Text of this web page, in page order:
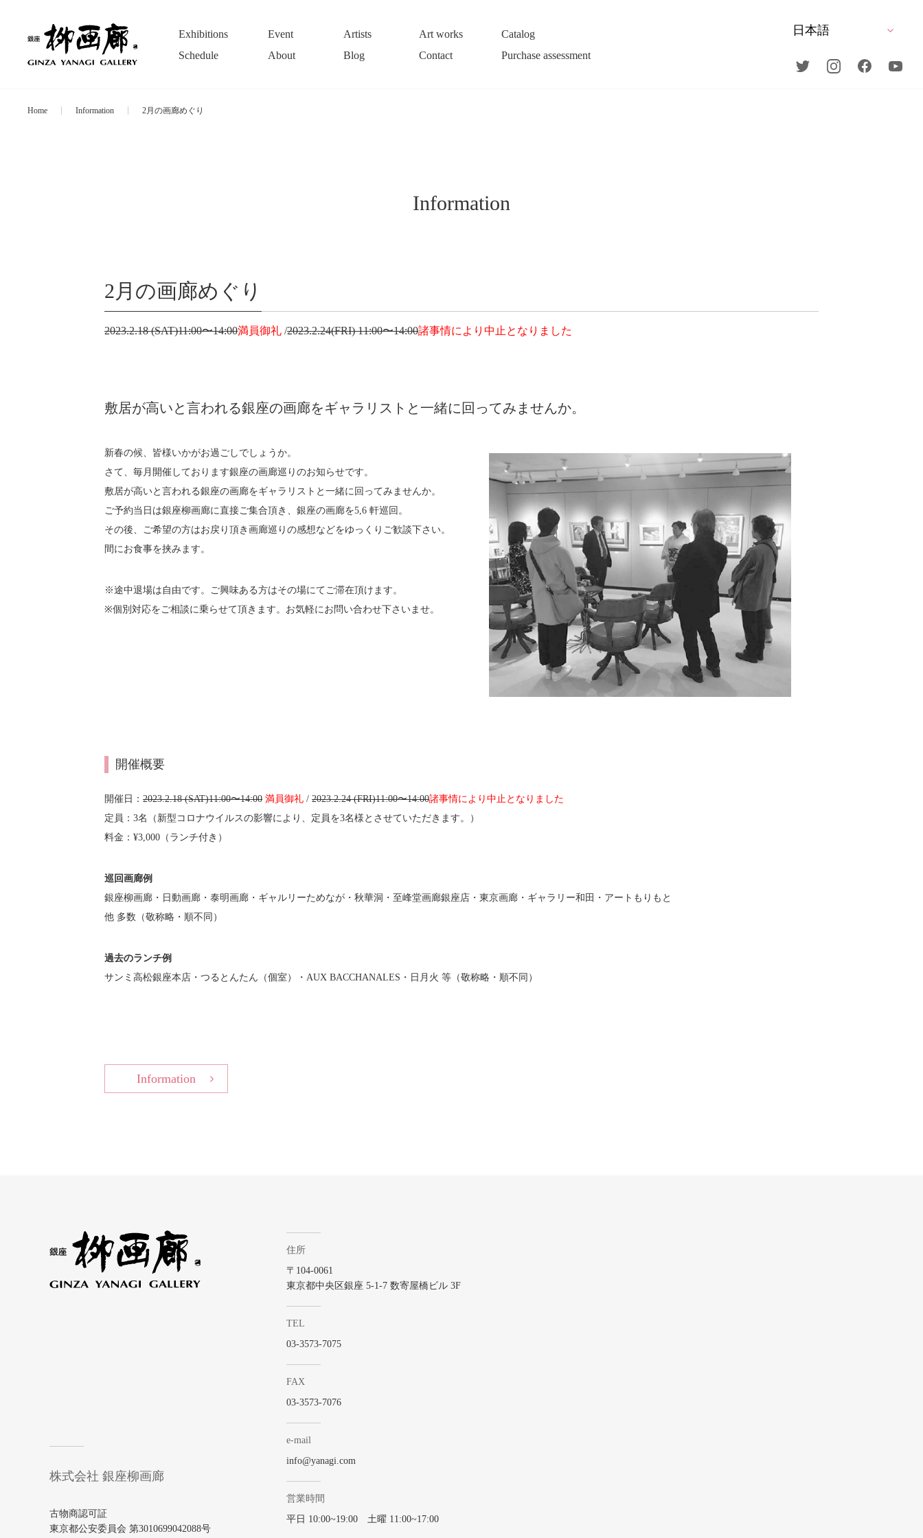
Exhibitions Event Artists Art works
Catalog
Schedule
About Blog Contact Purchase assessment
Home Information 2月の画廊めぐり
Information
2月の画廊めぐり
2023.2.18 (SAT)11:00〜14:00満員御礼 /2023.2.24(FRI) 11:00〜14:00諸事情により中止となりました
敷居が高いと言われる銀座の画廊をギャラリストと一緒に回ってみませんか。
新春の候、皆様いかがお過ごしでしょうか。
さて、毎月開催しております銀座の画廊巡りのお知らせです。
敷居が高いと言われる銀座の画廊をギャラリストと一緒に回ってみませんか。
ご予約当日は銀座柳画廊に直接ご集合頂き、銀座の画廊を5,6 軒巡回。
その後、ご希望の方はお戻り頂き画廊巡りの感想などをゆっくりご歓談下さい。
間にお食事を挟みます。
※途中退場は自由です。ご興味ある方はその場にてご滞在頂けます。
※個別対応をご相談に乗らせて頂きます。お気軽にお問い合わせ下さいませ。
開催概要
開催日： 2023.2.18 (SAT)11:00〜14:00 満員御礼 / 2023.2.24 (FRI)11:00〜14:00諸事情により中止となりました
定員：3名（新型コロナウイルスの影響により、定員を3名様とさせていただきます。）
料金：¥3,000（ランチ付き）
巡回画廊例
銀座柳画廊・日動画廊・泰明画廊・ギャルリーためなが・秋華洞・至峰堂画廊銀座店・東京画廊・ギャラリー和田・アートもりもと
他 多数（敬称略・順不同）
過去のランチ例
サンミ高松銀座本店・つるとんたん（個室）・AUX BACCHANALES・日月火 等（敬称略・順不同）
Information
株式会社 銀座柳画廊
古物商認可証
東京都公安委員会 第3010699042088号
住所
〒104-0061
東京都中央区銀座 5-1-7 数寄屋橋ビル 3F
TEL
03-3573-7075
FAX
03-3573-7076
e-mail
info@yanagi.com
営業時間
平日 10:00~19:00 土曜 11:00~17:00